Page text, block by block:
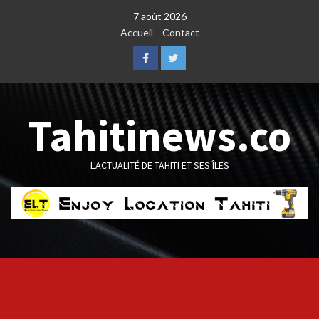
7 août 2026
Accueil
Contact
FacebookTwitter
Tahitinews.co
L'ACTUALITÉ DE TAHITI ET SES ÎLES